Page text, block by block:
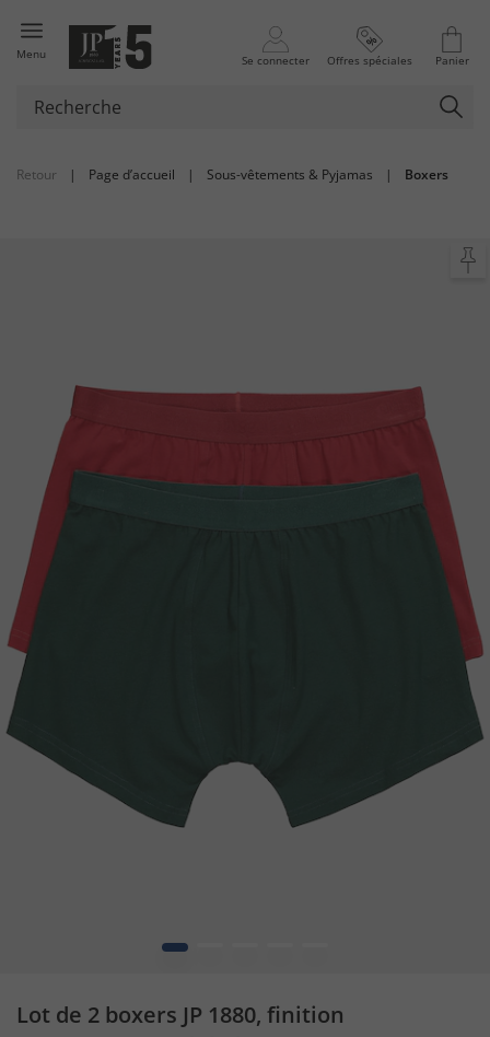
Menu Se connecter Offres spéciales Panier
Retour | Page d’accueil | Sous-vêtements & Pyjamas | Boxers
1
Lot de 2 boxers JP 1880, finition